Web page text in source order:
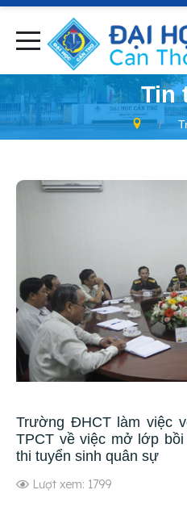
Tin
Trường ĐHCT làm việc
TPCT về việc mở lớp
thi tuyển sinh quân sự
Lượt xem: 1799